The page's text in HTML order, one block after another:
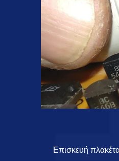
Επισκευή